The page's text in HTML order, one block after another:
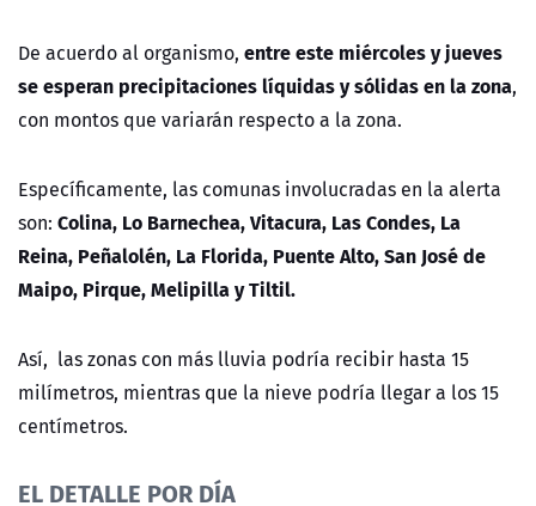
De acuerdo al organismo, entre este miércoles y jueves
se esperan precipitaciones líquidas y sólidas en la zona,
con montos que variarán respecto a la zona.
Específicamente, las comunas involucradas en la alerta
son: Colina, Lo Barnechea, Vitacura, Las Condes, La
Reina, Peñalolén, La Florida, Puente Alto, San José de
Maipo, Pirque, Melipilla y Tiltil.
Así, las zonas con más lluvia podría recibir hasta 15
milímetros, mientras que la nieve podría llegar a los 15
centímetros.
EL DETALLE POR DÍA